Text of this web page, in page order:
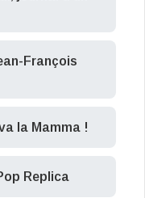
François
la Mamma !
Replica